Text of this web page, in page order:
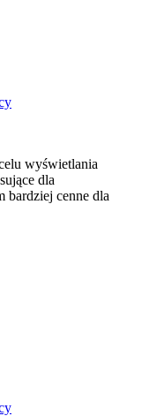
wyświetlania
dla
bardziej cenne dla